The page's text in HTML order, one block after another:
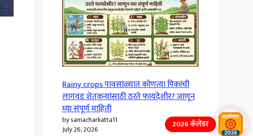
Rainy crops पावसाळ्यात कोणत्या पिकांची
लागवड शेतकऱ्यांसाठी ठरते फायदेशीर? जाणून
घ्या संपूर्ण माहिती
by samacharkatta11
July 26, 2026
2026 कॅलेंडर